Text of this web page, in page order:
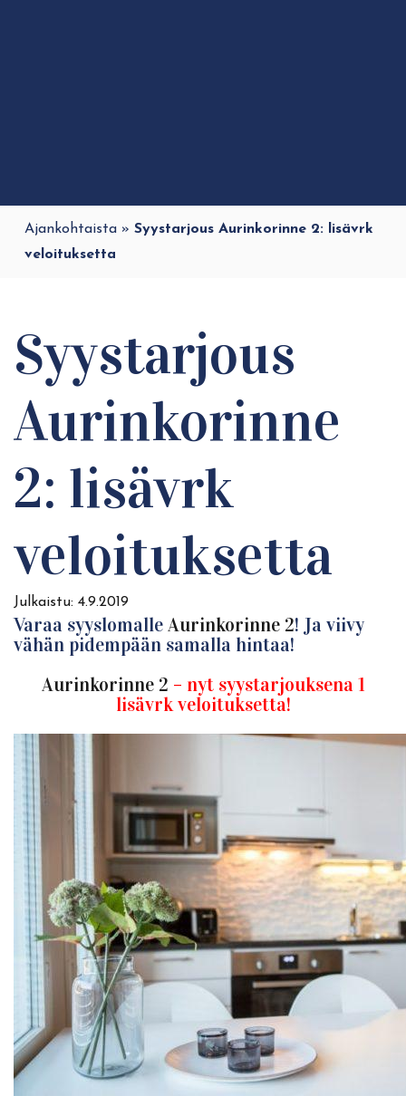
Ajankohtaista » Syystarjous Aurinkorinne 2: lisävrk
veloituksetta
Syystarjous
Aurinkorinne
2: lisävrk
veloituksetta
Julkaistu: 4.9.2019
Varaa syyslomalleAurinkorinne 2! Ja viivy
vähän pidempään samalla hintaa!
Aurinkorinne 2 – nyt syystarjouksena 1
lisävrk veloituksetta!